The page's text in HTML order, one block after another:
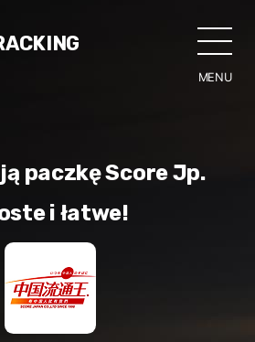
MENU
paczkę Score Jp.
i łatwe!